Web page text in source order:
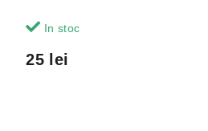
In stoc
25 lei